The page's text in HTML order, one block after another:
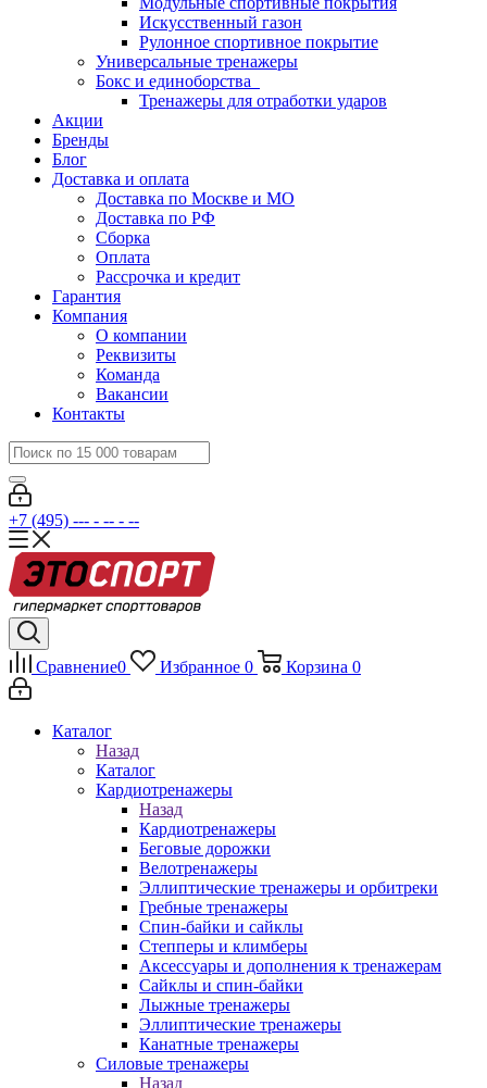
Искусственный газон
Рулонное спортивное покрытие
Универсальные тренажеры
Бокс и единоборства
Тренажеры для отработки ударов
Акции
Бренды
Блог
Доставка и оплата
Доставка по Москве и МО
Доставка по РФ
Сборка
Оплата
Рассрочка и кредит
Гарантия
Компания
О компании
Реквизиты
Команда
Вакансии
Контакты
+7 (495) --- - -- - --
Сравнение0 Избранное 0 Корзина 0
Каталог
Назад
Каталог
Кардиотренажеры
Назад
Кардиотренажеры
Беговые дорожки
Велотренажеры
Эллиптические тренажеры и орбитреки
Гребные тренажеры
Спин-байки и сайклы
Степперы и климберы
Аксессуары и дополнения к тренажерам
Сайклы и спин-байки
Лыжные тренажеры
Эллиптические тренажеры
Канатные тренажеры
Силовые тренажеры
Назад